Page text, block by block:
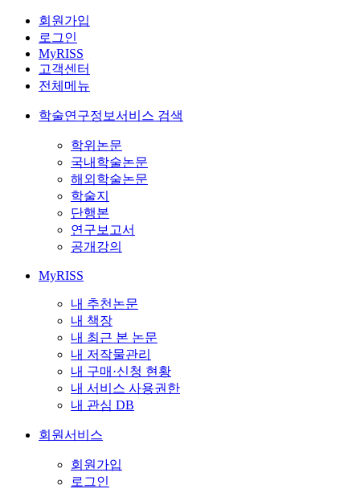
회원가입
로그인
MyRISS
고객센터
전체메뉴
학술연구정보서비스 검색
학위논문
국내학술논문
해외학술논문
학술지
단행본
연구보고서
공개강의
MyRISS
내 추천논문
내 책장
내 최근 본 논문
내 저작물관리
내 구매·신청 현황
내 서비스 사용권한
내 관심 DB
회원서비스
회원가입
로그인